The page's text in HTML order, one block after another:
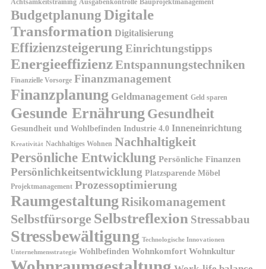
BudgetplanungDigitale
Transformation Digitalisierung
Effizienzsteigerung Einrichtungstipps
EnergieeffizienzEntspannungstechniken
Finanzielle Vorsorge Finanzmanagement
Finanzplanung Geldmanagement Geld sparen
Gesunde Ernährung Gesundheit
Gesundheit und Wohlbefinden Industrie 4.0 Inneneinrichtung
Kreativität Nachhaltiges Wohnen Nachhaltigkeit
Persönliche Entwicklung Persönliche Finanzen
Persönlichkeitsentwicklung Platzsparende Möbel
Projektmanagement Prozessoptimierung
Raumgestaltung Risikomanagement
Selbstfürsorge Selbstreflexion Stressabbau
Stressbewältigung Technologische Innovationen
Unternehmensstrategie Wohlbefinden Wohnkomfort Wohnkultur